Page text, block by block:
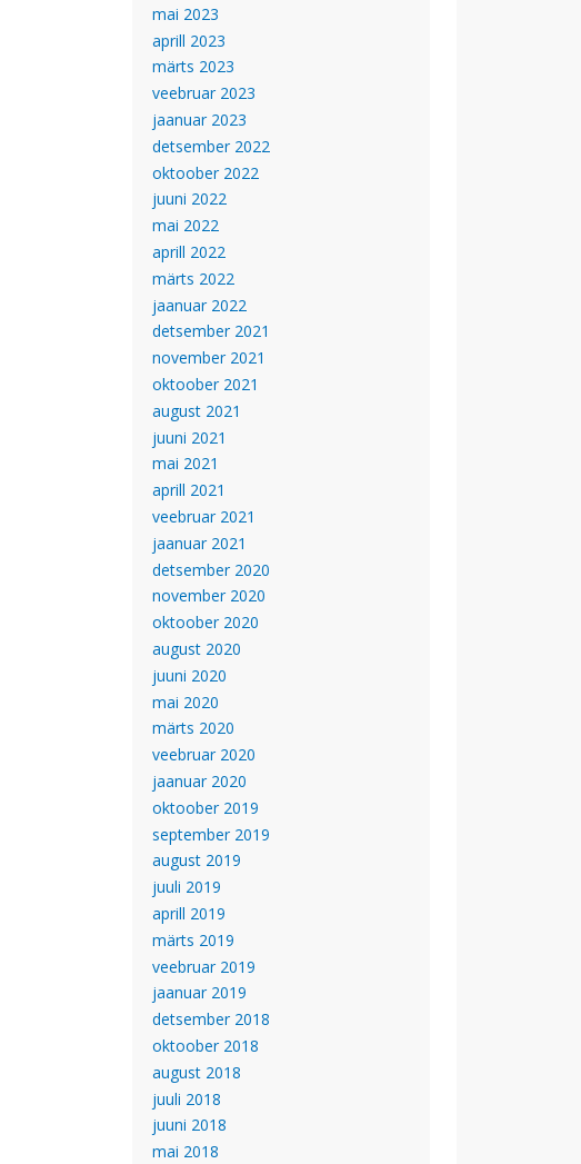
mai 2023
aprill 2023
märts 2023
veebruar 2023
jaanuar 2023
detsember 2022
oktoober 2022
juuni 2022
mai 2022
aprill 2022
märts 2022
jaanuar 2022
detsember 2021
november 2021
oktoober 2021
august 2021
juuni 2021
mai 2021
aprill 2021
veebruar 2021
jaanuar 2021
detsember 2020
november 2020
oktoober 2020
august 2020
juuni 2020
mai 2020
märts 2020
veebruar 2020
jaanuar 2020
oktoober 2019
september 2019
august 2019
juuli 2019
aprill 2019
märts 2019
veebruar 2019
jaanuar 2019
detsember 2018
oktoober 2018
august 2018
juuli 2018
juuni 2018
mai 2018